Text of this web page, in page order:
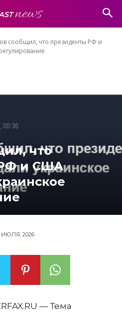
сообщил, что президенты РФ и
что
и США
ИЮЛЯ, 2026
— Тема